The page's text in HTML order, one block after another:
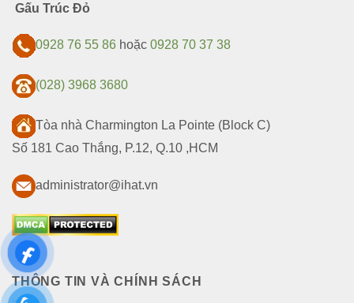
Gấu Trúc Đỏ
0928 76 55 86 hoặc 0928 70 37 38
(028) 3968 3680
Tòa nhà Charmington La Pointe (Block C)
Số 181 Cao Thắng, P.12, Q.10 ,HCM
administrator@ihat.vn
THÔNG TIN VÀ CHÍNH SÁCH